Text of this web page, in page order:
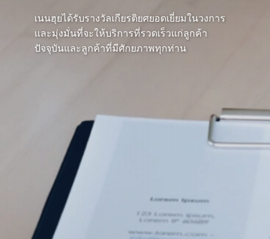
เนนฮุยได้รับรางวัลเกียรติยศยอดเยี่ยมในวงการ
และมุ่งมั่นที่จะให้บริการที่รวดเร็วแก่ลูกค้า
ปัจจุบันและลูกค้าที่มีศักยภาพทุกท่าน